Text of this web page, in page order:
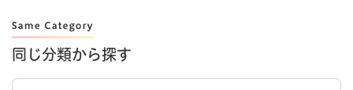
同じ分類から探す